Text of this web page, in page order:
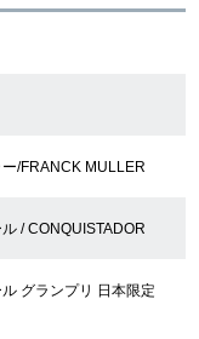
/FRANCK MULLER
/ CONQUISTADOR
グランプリ 日本限定